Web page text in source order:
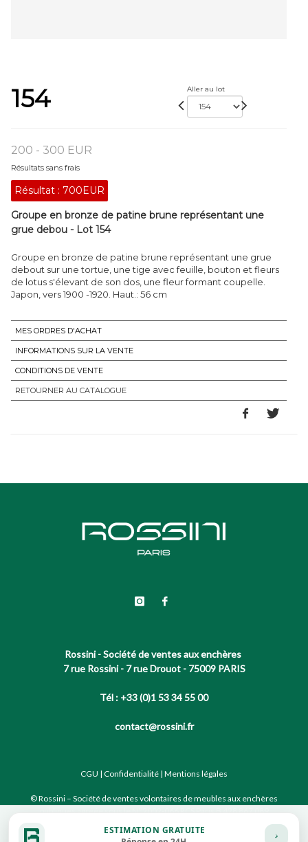
154 Aller au lot
200 - 300 EUR
Résultats sans frais
Résultat : 700EUR
Groupe en bronze de patine brune représentant une
grue debou - Lot 154
Groupe en bronze de patine brune représentant une grue
debout sur une tortue, une tige avec feuille, bouton et fleurs
de lotus s'élevant de son dos, une fleur formant coupelle.
Japon, vers 1900 -1920. Haut.: 56 cm
MES ORDRES D'ACHAT
INFORMATIONS SUR LA VENTE
CONDITIONS DE VENTE
RETOURNER AU CATALOGUE
Rossini - Société de ventes aux enchères
7 rue Rossini - 7 rue Drouot - 75009 PARIS
Tél : +33 (0)1 53 34 55 00
contact@rossini.fr
CGU | Confidentialité | Mentions légales
© Rossini – Société de ventes volontaires de meubles aux enchères
ESTIMATION GRATUITE